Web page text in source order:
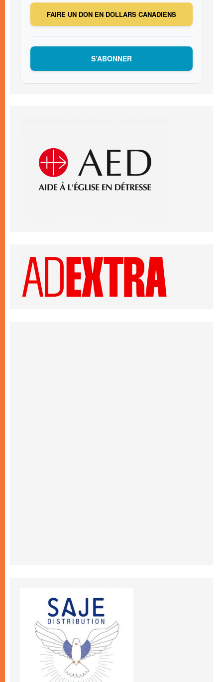
FAIRE UN DON EN DOLLARS CANADIENS
S’ABONNER